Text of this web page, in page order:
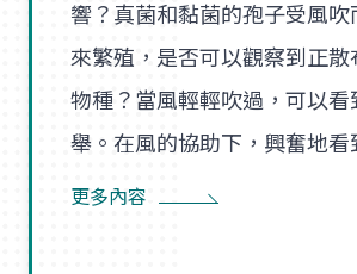
響？真菌和黏菌的孢子受風吹
來繁殖，是否可以觀察到正散
物種？當風輕輕吹過，可以看
舉。在風的協助下，興奮地看
孢子的盛況，在精彩過程中也
更多內容